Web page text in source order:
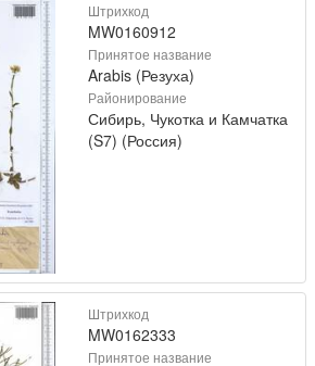
Штрихкод
MW0160912
Принятое название
Arabis (Резуха)
Районирование
Сибирь, Чукотка и Камчатка
(S7) (Россия)
Штрихкод
MW0162333
Принятое название